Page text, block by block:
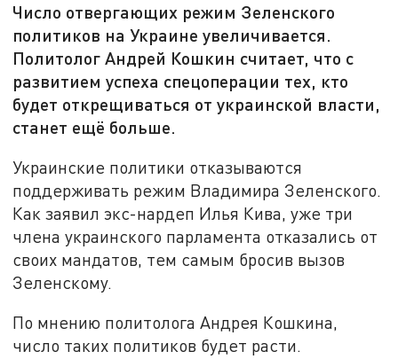
Число отвергающих режим Зеленского
политиков на Украине увеличивается.
Политолог Андрей Кошкин считает, что с
развитием успеха спецоперации тех, кто
будет открещиваться от украинской власти,
станет ещё больше.
Украинские политики отказываются
поддерживать режим Владимира Зеленского.
Как заявил экс-нардеп Илья Кива, уже три
члена украинского парламента отказались от
своих мандатов, тем самым бросив вызов
Зеленскому.
По мнению политолога Андрея Кошкина,
число таких политиков будет расти.